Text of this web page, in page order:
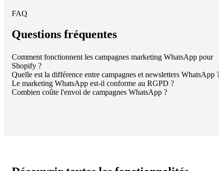
FAQ
Questions fréquentes
Comment fonctionnent les campagnes marketing WhatsApp pour
Shopify ?
Quelle est la différence entre campagnes et newsletters WhatsApp
Le marketing WhatsApp est-il conforme au RGPD ?
Combien coûte l'envoi de campagnes WhatsApp ?